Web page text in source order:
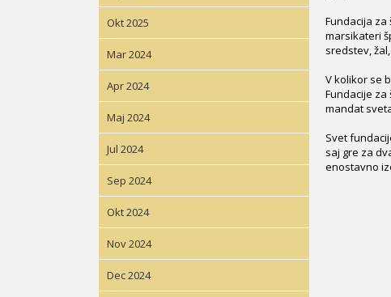
Fundacija
marsikateri
sredstev,
V kolikor se
Fundacije za
mandat
Svet
saj gre za
enostavno
Okt 2025
Mar 2024
Apr 2024
Maj 2024
Jul 2024
Sep 2024
Okt 2024
Nov 2024
Dec 2024